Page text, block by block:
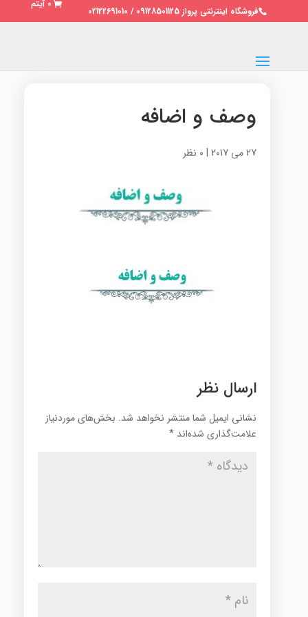
فروشگاه اینترنتی پرواز 09128501125 / 02122691010
0 آیتم
وصف و اضافه
27 می 2017 | 0 نظر
ارسال نظر
نشانی ایمیل شما منتشر نخواهد شد. بخش‌های موردنیاز
علامت‌گذاری شده‌اند *